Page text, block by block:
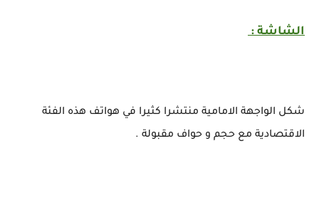
الشاشة :
شكل الواجهة الامامية منتشرا كثيرا في هواتف هذه الفئة
الاقتصادية مع حجم و حواف مقبولة .